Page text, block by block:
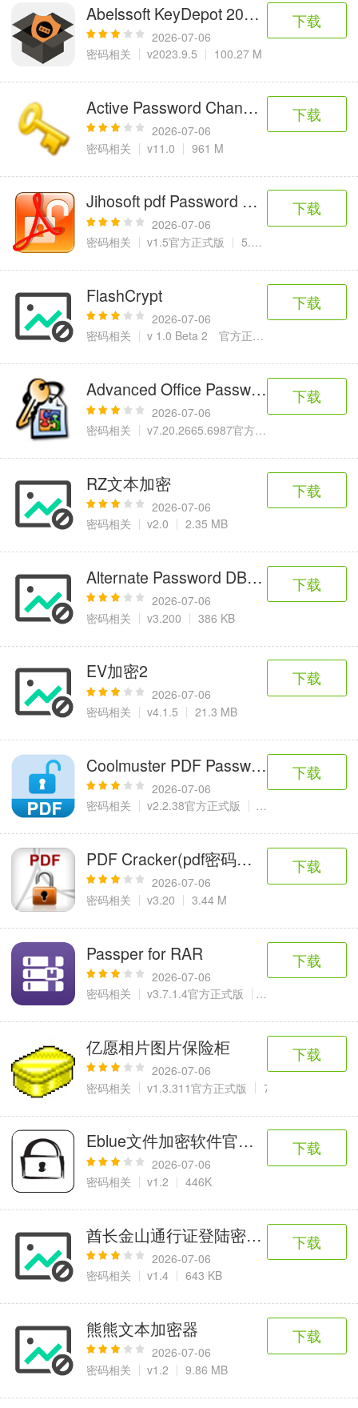
Abelssoft KeyDepot 2023(密码存储软
2026-07-06
密码相关
v2023.9.5 100.27 M
下载
Active Password Changer
2026-07-06
密码相关
v11.0 961 M
下载
Jihosoft pdf Password Remover
2026-07-06
密码相关
v1.5官方正式版 5.9 MB
下载
FlashCrypt
2026-07-06
密码相关
v 1.0 Beta 2 官方正式版
下载
Advanced Office Password Recovery
2026-07-06
密码相关
v7.20.2665.6987官方正式版
下载
RZ文本加密
2026-07-06
密码相关
v2.0 2.35 MB
下载
Alternate Password DB(电脑密码管理
2026-07-06
密码相关
v3.200 386 KB
下载
EV加密2
2026-07-06
密码相关
v4.1.5 21.3 MB
下载
Coolmuster PDF Password Remover
2026-07-06
密码相关
v2.2.38官方正式版 6 MB
下载
PDF Cracker(pdf密码强制解除软件)
2026-07-06
密码相关
v3.20 3.44 M
下载
Passper for RAR
2026-07-06
密码相关
v3.7.1.4官方正式版 4.29 MB
下载
亿愿相片图片保险柜
2026-07-06
密码相关
v1.3.311官方正式版 7.11 MB
下载
Eblue文件加密软件官方版
2026-07-06
密码相关
v1.2 446K
下载
酋长金山通行证登陆密码修改器
2026-07-06
密码相关
v1.4 643 KB
下载
熊熊文本加密器
2026-07-06
密码相关
v1.2 9.86 MB
下载